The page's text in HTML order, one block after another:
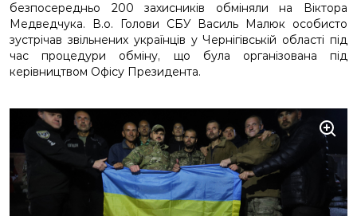
безпосередньо 200 захисників обміняли на Віктора
Медведчука. В.о. Голови СБУ Василь Малюк особисто
зустрічав звільнених українців у Чернігівській області під
час процедури обміну, що була організована під
керівництвом Офісу Президента.